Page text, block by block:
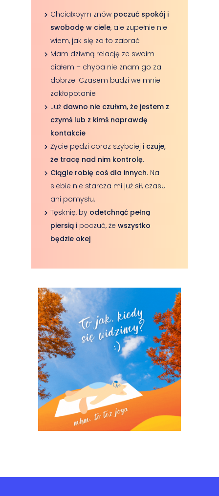
Chciałxbym znów poczuć spokój i
swobodę w ciele, ale zupełnie nie
wiem, jak się za to zabrać
Mam dziwną relację ze swoim
ciałem – chyba nie znam go za
dobrze. Czasem budzi we mnie
zakłopotanie
Już dawno nie czułxm, że jestem z
czymś lub z kimś naprawdę
kontakcie
Życie pędzi coraz szybciej i czuje,
że tracę nad nim kontrolę.
Ciągle robię coś dla innych. Na
siebie nie starcza mi już sił, czasu
ani pomysłu.
Tęsknię, by odetchnąć pełną
piersią i poczuć, że wszystko
będzie okej